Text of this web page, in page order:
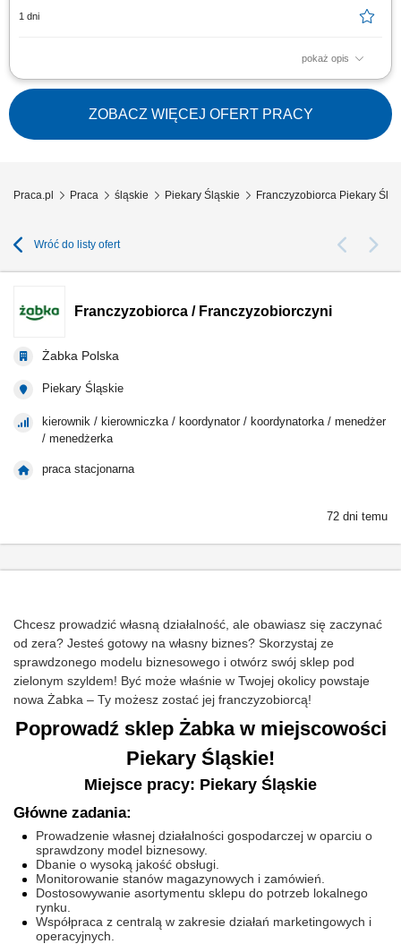
1 dni
pokaż opis
Główne zadania: Prowadzenie własnej działalności gospodarczej w
oparciu o sprawdzony model biznesowy. Dbanie o wysoką jakość obsługi.
Monitorowanie stanów magazynowych i zamówień. Dostosowywanie
asortymentu sklepu do potrzeb lokalnego rynku. Współpraca z centralą w
zakresie działań...
ZOBACZ WIĘCEJ OFERT PRACY
Praca.pl Praca śląskie Piekary Śląskie Franczyzobiorca Piekary
Wróć do listy ofert
Franczyzobiorca / Franczyzobiorczyni
Żabka Polska
Piekary Śląskie
kierownik / kierowniczka / koordynator / koordynatorka / menedżer
/ menedżerka
praca stacjonarna
72 dni temu
Chcesz prowadzić własną działalność, ale obawiasz się zaczynać
od zera? Jesteś gotowy na własny biznes? Skorzystaj ze
sprawdzonego modelu biznesowego i otwórz swój sklep pod
zielonym szyldem! Być może właśnie w Twojej okolicy powstaje
nowa Żabka – Ty możesz zostać jej franczyzobiorcą!
Poprowadź sklep Żabka w miejscowości
Piekary Śląskie!
Miejsce pracy: Piekary Śląskie
Główne zadania:
Prowadzenie własnej działalności gospodarczej w oparciu o
sprawdzony model biznesowy.
Dbanie o wysoką jakość obsługi.
Monitorowanie stanów magazynowych i zamówień.
Dostosowywanie asortymentu sklepu do potrzeb lokalnego
rynku.
Współpraca z centralą w zakresie działań marketingowych i
operacyjnych.